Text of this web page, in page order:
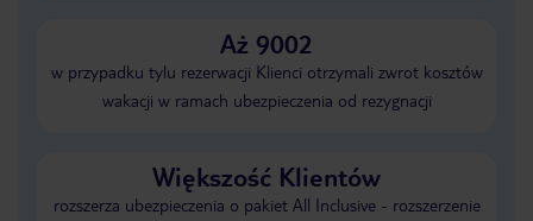
Aż 9002
w przypadku tylu rezerwacji Klienci otrzymali zwrot kosztów
wakacji w ramach ubezpieczenia od rezygnacji
Większość Klientów
rozszerza ubezpieczenia o pakiet All Inclusive - rozszerzenie